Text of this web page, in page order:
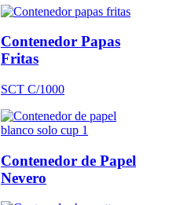
Contenedor Papas
Fritas
SCT C/1000
Contenedor de Papel
Nevero